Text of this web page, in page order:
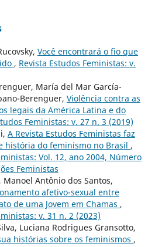
Você encontrará o fio que
, Revista Estudos Feministas: v.
María del Mar García-
Berenguer, Violência contra as
legais da América Latina e do
Feministas: v. 27 n. 3 (2019)
A Revista Estudos Feministas faz
história do feminismo no Brasil ,
Vol. 12, ano 2004, Número
Feministas
Manoel Antônio dos Santos,
afetivo-sexual entre
de uma Jovem em Chamas ,
v. 31 n. 2 (2023)
Luciana Rodrigues Gransotto,
histórias sobre os feminismos ,